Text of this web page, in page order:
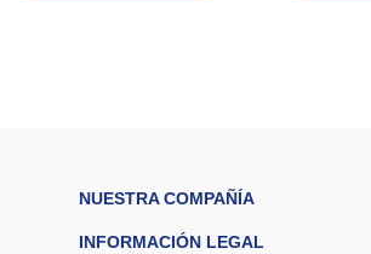
NUESTRA COMPAÑÍA
INFORMACIÓN LEGAL